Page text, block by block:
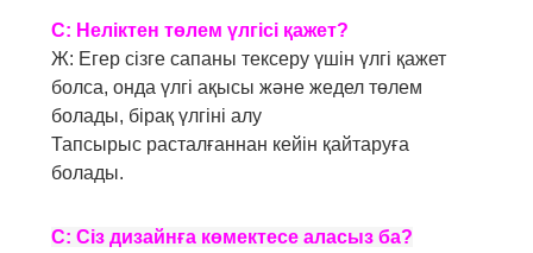
С: Неліктен төлем үлгісі қажет?
Ж: Егер сізге сапаны тексеру үшін үлгі қажет
болса, онда үлгі ақысы және жедел төлем
болады, бірақ үлгіні алу
Тапсырыс расталғаннан кейін қайтаруға
болады.
С: Сіз дизайнға көмектесе аласыз ба?